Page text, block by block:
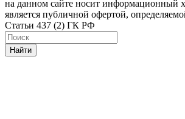
на данном сайте носит информационный
является публичной офертой,
Статьи 437 (2) ГК РФ
Найти